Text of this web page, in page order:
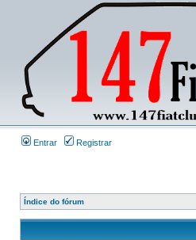
Entrar Registrar
Índice do fórum